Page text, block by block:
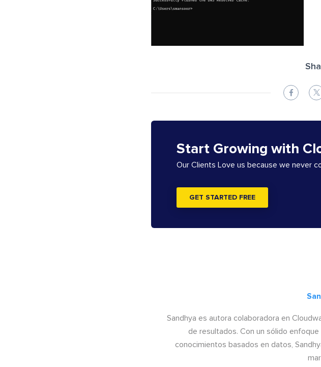
Start Growing with
Our Clients Love us because we never
GET STARTED FREE
Sandhya es autora colaboradora en
de resultados. Con un sólido
conocimientos basados en datos,